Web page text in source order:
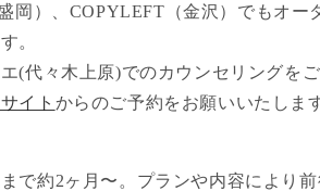
岡）、COPYLEFT（金沢）でもオー
。
(代々木上原)でのカウンセリングを
イト からのご予約をお願いいたしま
で約2ヶ月〜。プランや内容により前